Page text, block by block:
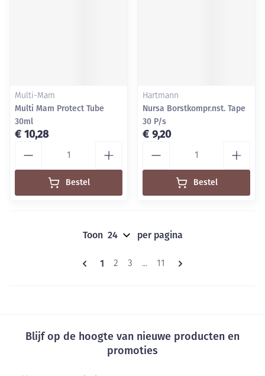
Multi-Mam
Multi Mam Protect Tube
30ml
€ 10,28
Bestel
Hartmann
Nursa Borstkompr.nst. Tape
30 P/s
€ 9,20
Bestel
Pagina's
U lees momenteel pagina
1 Pagina
2 Pagina
3 ... Pagina
11
Toon per pagina
Blijf op de hoogte van nieuwe producten en
promoties